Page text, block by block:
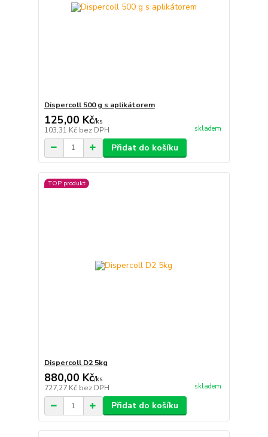
Dispercoll 500 g s aplikátorem
125,00 Kč/ks
103,31 Kč bez DPH skladem
Přidat do košíku
TOP produkt
Dispercoll D2 5kg
880,00 Kč/ks
727,27 Kč bez DPH skladem
Přidat do košíku